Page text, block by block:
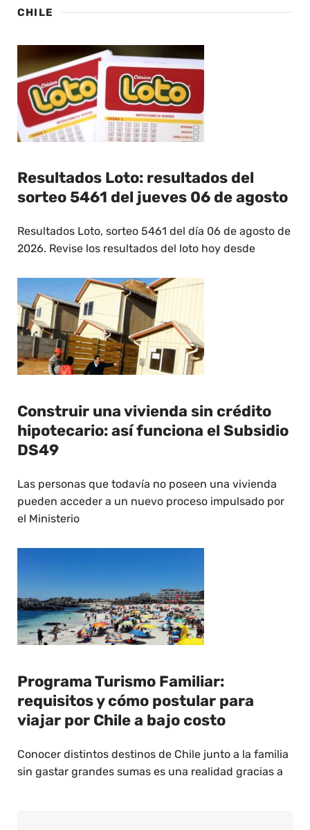
CHILE
Resultados Loto: resultados del
sorteo 5461 del jueves 06 de agosto
Resultados Loto, sorteo 5461 del día 06 de agosto de
2026. Revise los resultados del loto hoy desde
Construir una vivienda sin crédito
hipotecario: así funciona el Subsidio
DS49
Las personas que todavía no poseen una vivienda
pueden acceder a un nuevo proceso impulsado por
el Ministerio
Programa Turismo Familiar:
requisitos y cómo postular para
viajar por Chile a bajo costo
Conocer distintos destinos de Chile junto a la familia
sin gastar grandes sumas es una realidad gracias a